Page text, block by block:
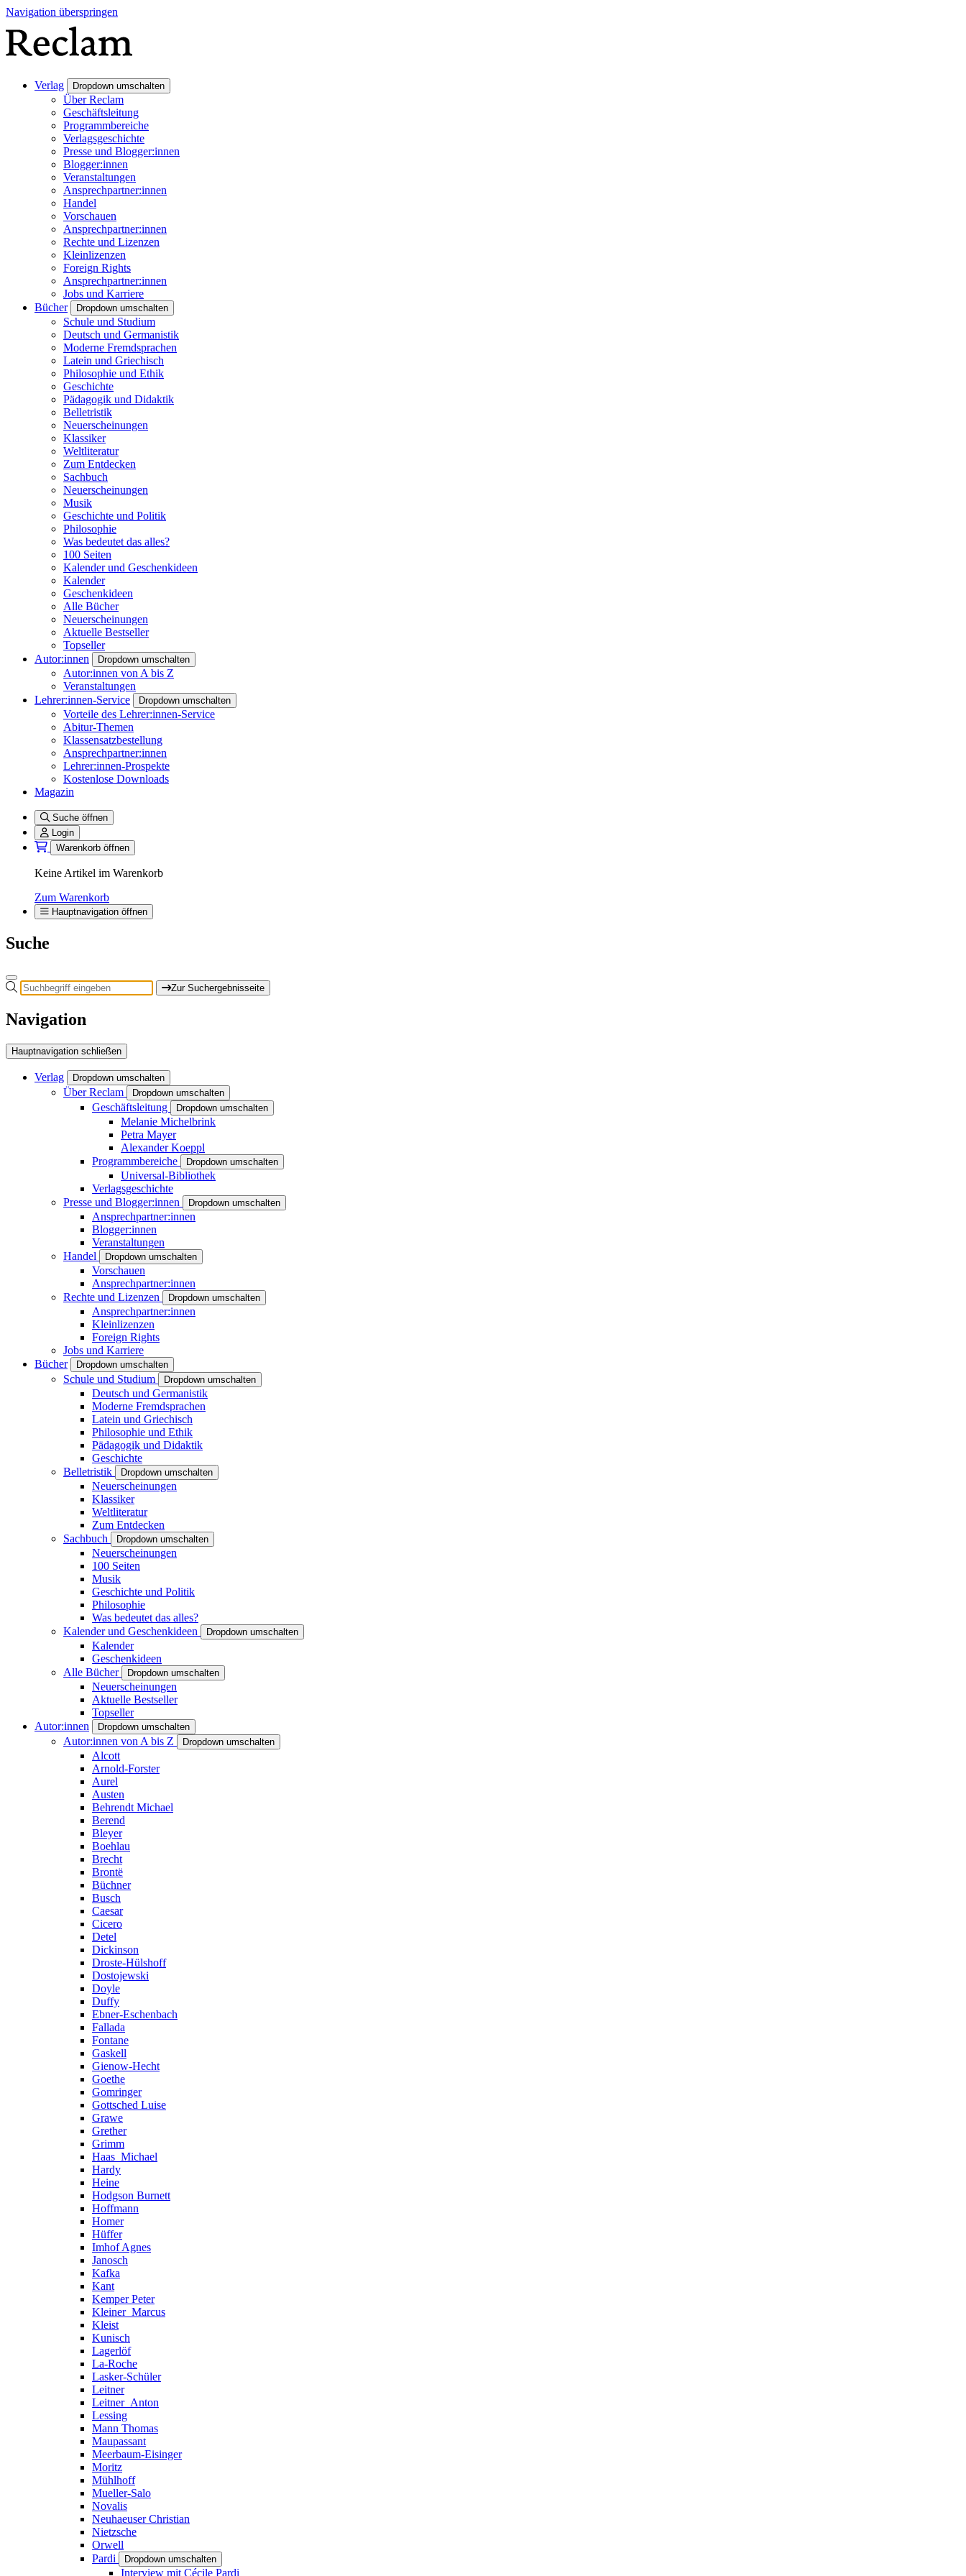
Navigation überspringen
Verlag Dropdown umschalten
Über Reclam
Geschäftsleitung
Programmbereiche
Verlagsgeschichte
Presse und Blogger:innen
Blogger:innen
Veranstaltungen
Ansprechpartner:innen
Handel
Vorschauen
Ansprechpartner:innen
Rechte und Lizenzen
Kleinlizenzen
Foreign Rights
Ansprechpartner:innen
Jobs und Karriere
Bücher
Dropdown umschalten
Schule und Studium
Deutsch und Germanistik
Moderne Fremdsprachen
Latein und Griechisch
Philosophie und Ethik
Geschichte
Pädagogik und Didaktik
Belletristik
Neuerscheinungen
Klassiker
Weltliteratur
Zum Entdecken
Sachbuch
Neuerscheinungen
Musik
Geschichte und Politik
Philosophie
Was bedeutet das alles?
100 Seiten
Kalender und Geschenkideen
Kalender
Geschenkideen
Alle Bücher
Neuerscheinungen
Aktuelle Bestseller
Topseller
Autor:innen
Dropdown umschalten
Autor:innen von A bis Z
Veranstaltungen
Lehrer:innen-Service
Dropdown umschalten
Vorteile des Lehrer:innen-Service
Abitur-Themen
Klassensatzbestellung
Ansprechpartner:innen
Lehrer:innen-Prospekte
Kostenlose Downloads
Magazin
Suche öffnen
Login
Warenkorb öffnen
Keine Artikel im Warenkorb
Zum Warenkorb
Hauptnavigation öffnen
Suche
Zur Suchergebnisseite
Navigation
Hauptnavigation schließen
Verlag Dropdown umschalten
Über Reclam Dropdown umschalten
Geschäftsleitung Dropdown umschalten
Melanie Michelbrink
Petra Mayer
Alexander Koeppl
Programmbereiche
Dropdown umschalten
Universal-Bibliothek
Verlagsgeschichte
Presse und Blogger:innen
Dropdown umschalten
Ansprechpartner:innen
Blogger:innen
Veranstaltungen
Handel
Dropdown umschalten
Vorschauen
Ansprechpartner:innen
Rechte und Lizenzen
Dropdown umschalten
Ansprechpartner:innen
Kleinlizenzen
Foreign Rights
Jobs und Karriere
Bücher
Dropdown umschalten
Schule und Studium Dropdown umschalten
Deutsch und Germanistik
Moderne Fremdsprachen
Latein und Griechisch
Philosophie und Ethik
Pädagogik und Didaktik
Geschichte
Belletristik
Dropdown umschalten
Neuerscheinungen
Klassiker
Weltliteratur
Zum Entdecken
Sachbuch
Dropdown umschalten
Neuerscheinungen
100 Seiten
Musik
Geschichte und Politik
Philosophie
Was bedeutet das alles?
Kalender und Geschenkideen
Dropdown umschalten
Kalender
Geschenkideen
Alle Bücher
Dropdown umschalten
Neuerscheinungen
Aktuelle Bestseller
Topseller
Autor:innen
Dropdown umschalten
Autor:innen von A bis Z Dropdown umschalten
Alcott
Arnold-Forster
Aurel
Austen
Behrendt Michael
Berend
Bleyer
Boehlau
Brecht
Brontë
Büchner
Busch
Caesar
Cicero
Detel
Dickinson
Droste-Hülshoff
Dostojewski
Doyle
Duffy
Ebner-Eschenbach
Fallada
Fontane
Gaskell
Gienow-Hecht
Goethe
Gomringer
Gottsched Luise
Grawe
Grether
Grimm
Haas_Michael
Hardy
Heine
Hodgson Burnett
Hoffmann
Homer
Hüffer
Imhof Agnes
Janosch
Kafka
Kant
Kemper Peter
Kleiner_Marcus
Kleist
Kunisch
Lagerlöf
La-Roche
Lasker-Schüler
Leitner
Leitner_Anton
Lessing
Mann Thomas
Maupassant
Meerbaum-Eisinger
Moritz
Mühlhoff
Mueller-Salo
Novalis
Neuhaeuser Christian
Nietzsche
Orwell
Pardi
Dropdown umschalten
Interview mit Cécile Pardi